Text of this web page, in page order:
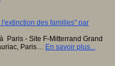
des familles" par
Paris - Site F-Mitterrand Grand
Paris… En savoir plus...